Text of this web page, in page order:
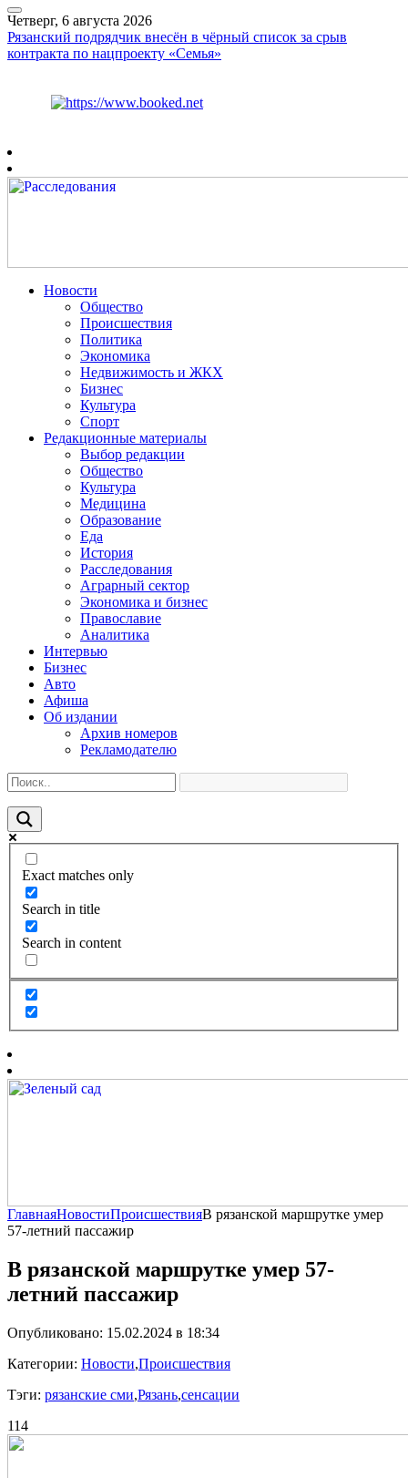
Четверг, 6 августа 2026
Рязанский подрядчик внесён в чёрный список за срыв
контракта по нацпроекту «Семья»
Новости
Общество
Происшествия
Политика
Экономика
Недвижимость и ЖКХ
Бизнес
Культура
Спорт
Редакционные материалы
Выбор редакции
Общество
Культура
Медицина
Образование
Еда
История
Расследования
Аграрный сектор
Экономика и бизнес
Православие
Аналитика
Интервью
Бизнес
Авто
Афиша
Об издании
Архив номеров
Рекламодателю
Exact matches only
Search in title
Search in content
ГлавнаяНовостиПроисшествияВ рязанской маршрутке умер
57-летний пассажир
В рязанской маршрутке умер 57-
летний пассажир
Опубликовано: 15.02.2024 в 18:34
Категории: Новости,Происшествия
Тэги: рязанские сми,Рязань,сенсации
114